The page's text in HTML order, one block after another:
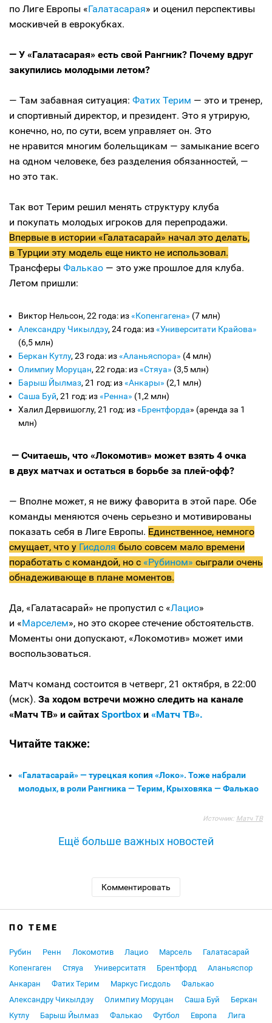
по Лиге Европы «Галатасарая» и оценил перспективы
москивчей в еврокубках.
— У «Галатасарая» есть свой Рангник? Почему вдруг
закупились молодыми летом?
— Там забавная ситуация: Фатих Терим — это и тренер,
и спортивный директор, и президент. Это я утрирую,
конечно, но, по сути, всем управляет он. Это
не нравится многим болельщикам — замыкание всего
на одном человеке, без разделения обязанностей, —
но это так.
Так вот Терим решил менять структуру клуба
и покупать молодых игроков для перепродажи.
Впервые в истории «Галатасарай» начал это делать,
в Турции эту модель еще никто не использовал.
Трансферы Фалькао — это уже прошлое для клуба.
Летом пришли:
Виктор Нельсон, 22 года: из«Копенгагена» (7 млн)
Александру Чикылдэу, 24 года: из«Университати Крайова»
(6,5 млн)
Беркан Кутлу, 23 года: из«Аланьяспора» (4 млн)
Олимпиу Моруцан, 22 года: из«Стяуа» (3,5 млн)
Барыш Йылмаз, 21 год: из«Анкары» (2,1 млн)
Саша Буй, 21 год: из«Ренна» (1,2 млн)
Халил Дервишоглу, 21 год: из«Брентфорда» (аренда за 1
млн)
— Считаешь, что «Локомотив» может взять 4 очка
в двух матчах и остаться в борьбе за плей-офф?
— Вполне может, я не вижу фаворита в этой паре. Обе
команды меняются очень серьезно и мотивированы
показать себя в Лиге Европы. Единственное, немного
смущает, что у Гисдоля было совсем мало времени
поработать с командой, но с «Рубином» сыграли очень
обнадеживающе в плане моментов.
Да, «Галатасарай» не пропустил с «Лацио»
и «Марселем», но это скорее стечение обстоятельств.
Моменты они допускают, «Локомотив» может ими
воспользоваться.
Матч команд состоится в четверг, 21 октября, в 22:00
(мск). За ходом встречи можно следить на канале
«Матч ТВ» и сайтах Sportbox и «Матч ТВ».
Читайте также:
«Галатасарай» — турецкая копия «Локо». Тоже набрали
молодых, в роли Рангника — Терим, Крыховяка — Фалькао
Источник: Матч ТВ
Ещё больше важных новостей
Комментировать
ПО ТЕМЕ
Рубин Ренн Локомотив Лацио Марсель
Галатасарай
Копенгаген
Стяуа Университатя Брентфорд
Аланьяспор
Анкаран
Фатих Терим Маркус Гисдоль
Фалькао
Александру Чикылдэу
Олимпиу Моруцан Саша Буй
Беркан
Кутлу
Барыш Йылмаз Фалькао Футбол Европа Лига